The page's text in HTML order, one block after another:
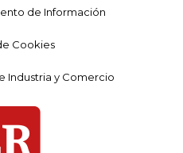
de Información
Cookies
Industria y Comercio